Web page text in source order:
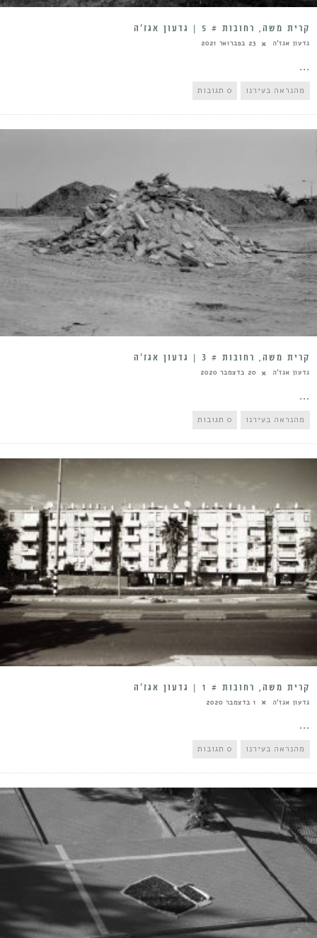
קרית משה, רחובות # 5 | גדעון אגז’ה
גדעון אגז'ה 23 בפברואר 2021
...
מהנראה בעירנו 0 תגובות
קרית משה, רחובות # 3 | גדעון אגז’ה
גדעון אגז'ה 20 בדצמבר 2020
...
מהנראה בעירנו 0 תגובות
קרית משה, רחובות # 1 | גדעון אגז’ה
גדעון אגז'ה 1 בדצמבר 2020
...
מהנראה בעירנו 0 תגובות